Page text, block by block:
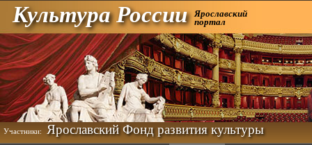
Культура России Ярославский
портал
Участники: Ярославский Фонд развития культуры